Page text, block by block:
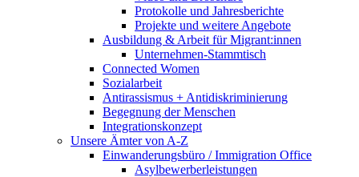
Protokolle und Jahresberichte
Projekte und weitere Angebote
Ausbildung & Arbeit für Migrant:innen
Unternehmen-Stammtisch
Connected Women
Sozialarbeit
Antirassismus + Antidiskriminierung
Begegnung der Menschen
Integrationskonzept
Unsere Ämter von A-Z
Einwanderungsbüro / Immigration Office
Asylbewerberleistungen